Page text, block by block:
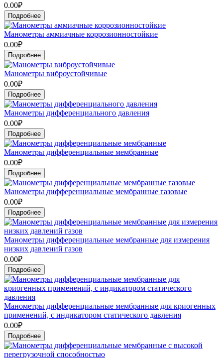
0.00₽
Подробнее
Манометры аммиачные коррозионностойкие
0.00₽
Подробнее
Манометры виброустойчивые
0.00₽
Подробнее
Манометры дифференциального давления
0.00₽
Подробнее
Манометры дифференциальные мембранные
0.00₽
Подробнее
Манометры дифференциальные мембранные газовые
0.00₽
Подробнее
Манометры дифференциальные мембранные для измерения
низких давлений газов
0.00₽
Подробнее
Манометры дифференциальные мембранные для криогенных
применений, с индикатором статического давления
0.00₽
Подробнее